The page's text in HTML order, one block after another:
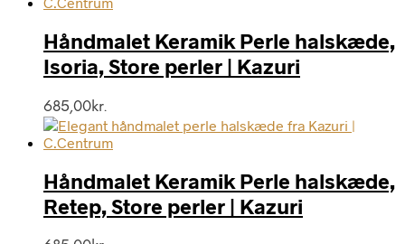
Håndmalet Keramik Perle halskæde,
Isoria, Store perler | Kazuri
685,00kr.
Håndmalet Keramik Perle halskæde,
Retep, Store perler | Kazuri